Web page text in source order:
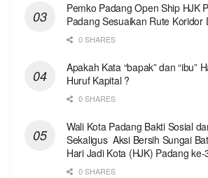
Pemko Padang Open Ship HJK
Padang Sesuaikan Rute Koridor
0 SHARES
Apakah Kata “bapak” dan “ibu”
Huruf Kapital ?
0 SHARES
Wali Kota Padang Bakti Sosial
Sekaligus Aksi Bersih Sungai
Hari Jadi Kota (HJK) Padang ke-
0 SHARES